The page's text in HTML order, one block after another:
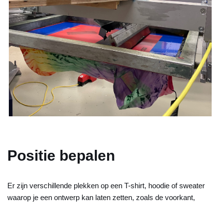
Positie bepalen
Er zijn verschillende plekken op een T-shirt, hoodie of sweater
waarop je een ontwerp kan laten zetten, zoals de voorkant,